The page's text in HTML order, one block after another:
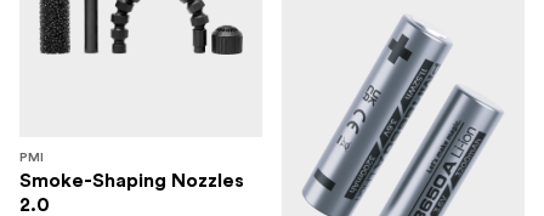
PMI
Smoke-Shaping Nozzles
2.0